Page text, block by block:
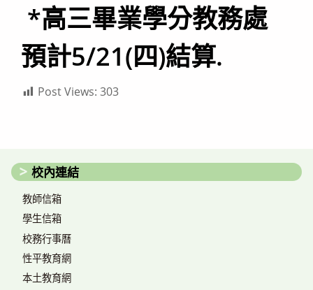
*高三畢業學分教務處
預計5/21(四)結算.
Post Views: 303
校內連結
教師信箱
學生信箱
校務行事曆
性平教育網
本土教育網